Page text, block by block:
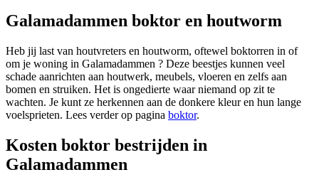
Galamadammen boktor en houtworm
Heb jij last van houtvreters en houtworm, oftewel boktorren in of
om je woning in Galamadammen ? Deze beestjes kunnen veel
schade aanrichten aan houtwerk, meubels, vloeren en zelfs aan
bomen en struiken. Het is ongedierte waar niemand op zit te
wachten. Je kunt ze herkennen aan de donkere kleur en hun lange
voelsprieten. Lees verder op pagina boktor.
Kosten boktor bestrijden in
Galamadammen